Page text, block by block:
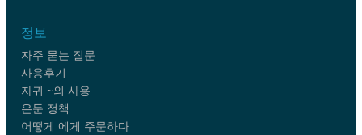
정보
자주 묻는 질문
사용후기
자귀 ~의 사용
은둔 정책
어떻게 에게 주문하다